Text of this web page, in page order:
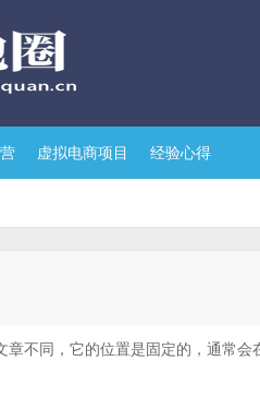
虚拟电商项目 经验心得
不同，它的位置是固定的，通常